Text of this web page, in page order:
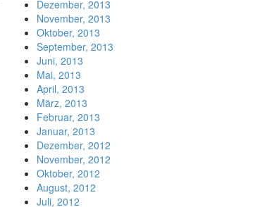
Dezember, 2013
November, 2013
Oktober, 2013
September, 2013
Juni, 2013
Mai, 2013
April, 2013
März, 2013
Februar, 2013
Januar, 2013
Dezember, 2012
November, 2012
Oktober, 2012
August, 2012
Juli, 2012